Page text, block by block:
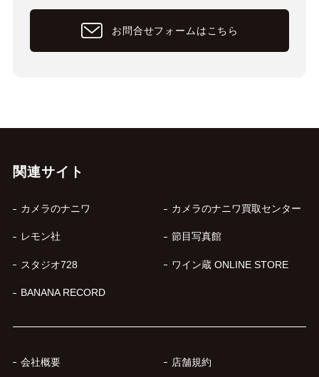
お問合せフォームはこちら
関連サイト
カメラのナニワ カメラのナニワ買取センター
レモン社 節目写真館
スタジオ728 ワイン蔵 ONLINE STORE
BANANA RECORD
会社概要 店舗規約